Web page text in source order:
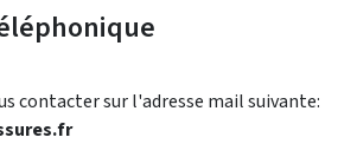
contacter sur l'adresse mail suivante: